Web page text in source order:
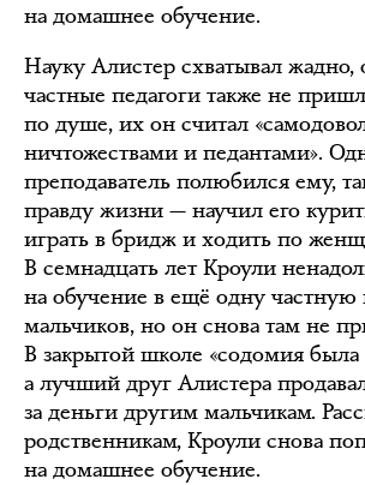
на домашнее обучение.
Науку Алистер схватывал жадно,
частные педагоги также не
по душе, их он считал
ничтожествами и педантами».
преподаватель полюбился ему,
правду жизни — научил его
играть в бридж и ходить по
В семнадцать лет Кроули
на обучение в ещё одну
мальчиков, но он снова там не
В закрытой школе «содомия
а лучший друг Алистера
за деньги другим мальчикам.
родственникам, Кроули снова
на домашнее обучение.